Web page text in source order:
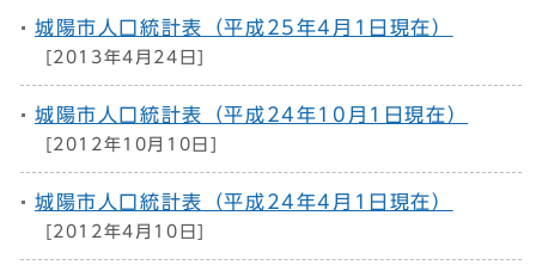
城陽市人口統計表（平成25年4月1日現在）
[2013年4月24日]
城陽市人口統計表（平成24年10月1日現在）
[2012年10月10日]
城陽市人口統計表（平成24年4月1日現在）
[2012年4月10日]